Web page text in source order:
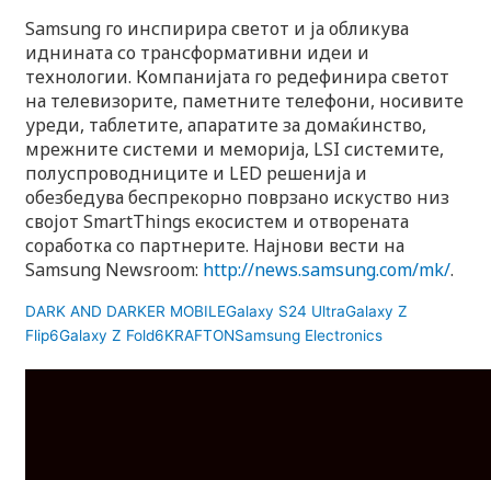
Samsung го инспирира светот и ја обликува
иднината со трансформативни идеи и
технологии. Компанијата го редефинира светот
на телевизорите, паметните телефони, носивите
уреди, таблетите, апаратите за домаќинство,
мрежните системи и меморија, LSI системите,
полуспроводниците и LED решенија и
обезбедува беспрекорно поврзано искуство низ
својот SmartThings екосистем и отворената
соработка со партнерите. Најнови вести на
Samsung Newsroom: http://news.samsung.com/mk/.
DARK AND DARKER MOBILEGalaxy S24 UltraGalaxy Z
Flip6Galaxy Z Fold6KRAFTONSamsung Electronics